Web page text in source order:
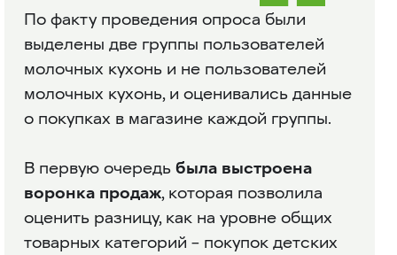
По факту проведения опроса были
выделены две группы пользователей
молочных кухонь и не пользователей
молочных кухонь, и оценивались данные
о покупках в магазине каждой группы.
В первую очередь была выстроена
воронка продаж, которая позволила
оценить разницу, как на уровне общих
товарных категорий – покупок детских